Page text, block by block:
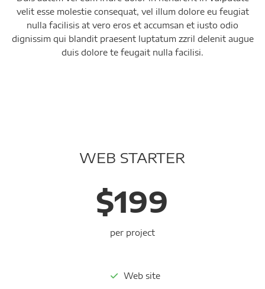
velit esse molestie consequat, vel illum dolore eu feugiat
nulla facilisis at vero eros et accumsan et iusto odio
dignissim qui blandit praesent luptatum zzril delenit augue
duis dolore te feugait nulla facilisi.
WEB STARTER
$199
per project
Web site